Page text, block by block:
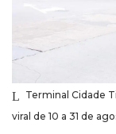
Terminal Cidade
viral de 10 a 31 de